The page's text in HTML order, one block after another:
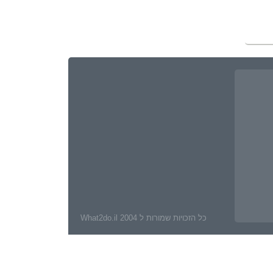
כל הזכויות שמורות ל What2do.il 2004